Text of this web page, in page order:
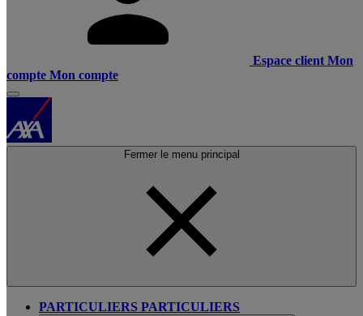
Espace client Mon
compte Mon compte
Fermer le menu principal
PARTICULIERS PARTICULIERS